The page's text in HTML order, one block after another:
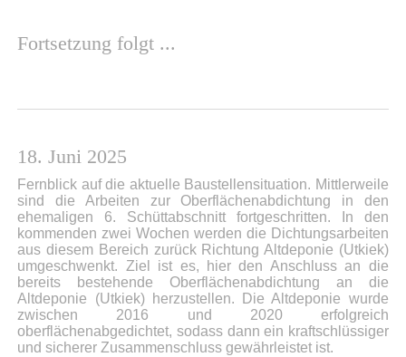
Fortsetzung folgt ...
18. Juni 2025
Fernblick auf die aktuelle Baustellensituation. Mittlerweile
sind die Arbeiten zur Oberflächenabdichtung in den
ehemaligen 6. Schüttabschnitt fortgeschritten. In den
kommenden zwei Wochen werden die Dichtungsarbeiten
aus diesem Bereich zurück Richtung Altdeponie (Utkiek)
umgeschwenkt. Ziel ist es, hier den Anschluss an die
bereits bestehende Oberflächenabdichtung an die
Altdeponie (Utkiek) herzustellen. Die Altdeponie wurde
zwischen 2016 und 2020 erfolgreich
oberflächenabgedichtet, sodass dann ein kraftschlüssiger
und sicherer Zusammenschluss gewährleistet ist.